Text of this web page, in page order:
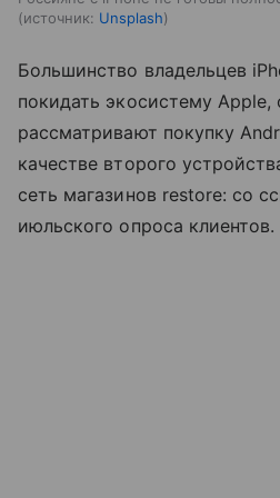
источник: Unsplash
Большинство владельцев
покидать экосистему Apple,
рассматривают покупку
качестве второго
сеть магазинов restore: со
июльского опроса клиентов.